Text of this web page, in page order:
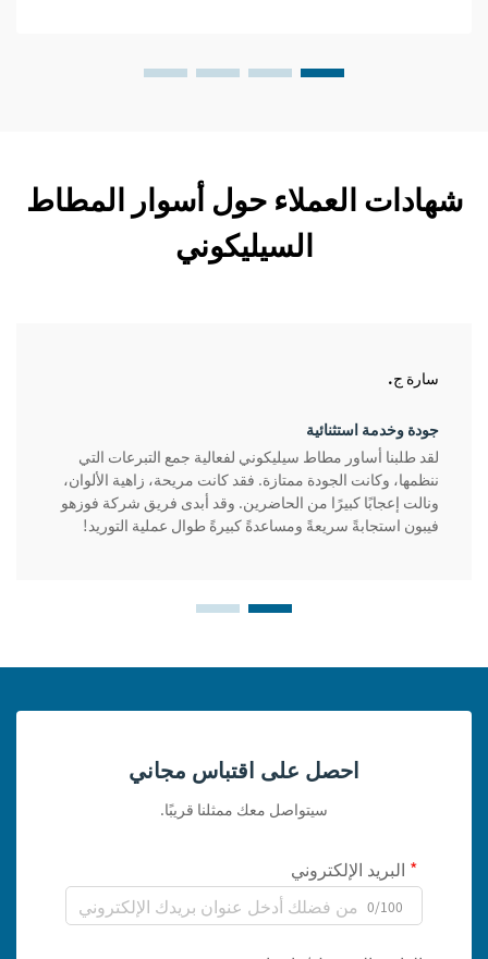
شهادات العملاء حول أسوار المطاط
السيليكوني
سارة ج.
جودة وخدمة استثنائية
لقد طلبنا أساور مطاط سيليكوني لفعالية جمع التبرعات التي
ننظمها، وكانت الجودة ممتازة. فقد كانت مريحة، زاهية الألوان،
ونالت إعجابًا كبيرًا من الحاضرين. وقد أبدى فريق شركة فوزهو
فيبون استجابةً سريعةً ومساعدةً كبيرةً طوال عملية التوريد!
احصل على اقتباس مجاني
سيتواصل معك ممثلنا قريبًا.
البريد الإلكتروني
0/100